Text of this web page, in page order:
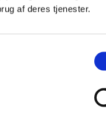
af deres tjenester.